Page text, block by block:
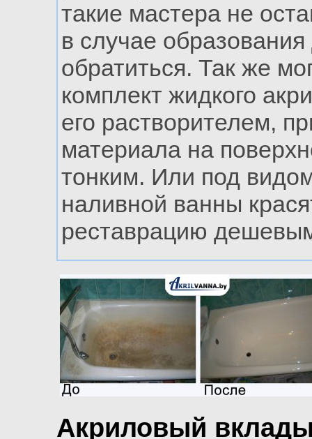
такие мастера не
в случае
обратиться. Так же
комплект жидкого
его растворителем,
материала на
тонким. Или под
наливной ванны
реставрацию
Акриловый